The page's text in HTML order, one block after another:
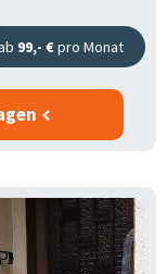
99,- €pro Monat